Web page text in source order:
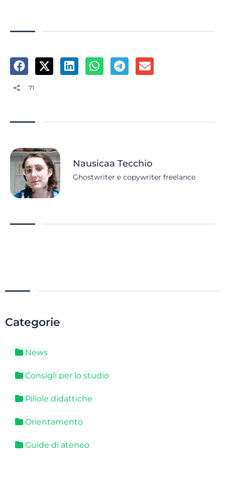
71
Nausicaa Tecchio
Ghostwriter e copywriter freelance
Categorie
News
Consigli per lo studio
Pillole didattiche
Orientamento
Guide di ateneo